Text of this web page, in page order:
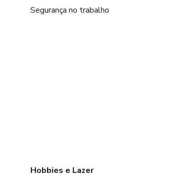
Segurança no trabalho
Hobbies e Lazer